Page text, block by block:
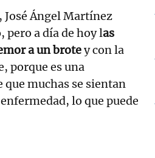
José Ángel Martínez
pero a día de hoy las
a un brotey con la
porque es una
muchas se sientan
lo que puede